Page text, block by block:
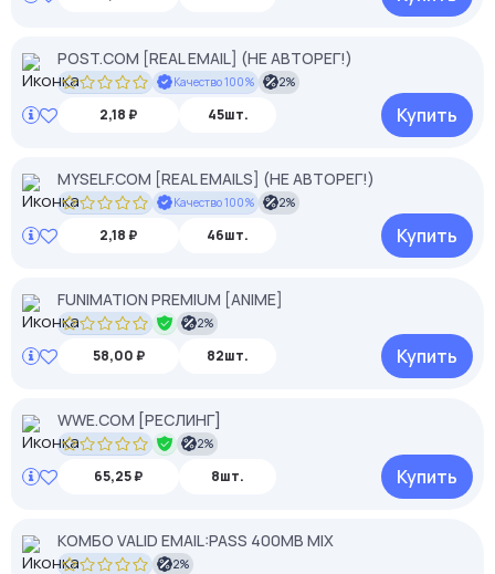
POST.COM [REAL EMAIL] (НЕ АВТОРЕГ!)
Качество 100% 2%
2,18 ₽ 45шт. Купить
MYSELF.COM [REAL EMAILS] (НЕ АВТОРЕГ!)
Качество 100% 2%
2,18 ₽ 46шт. Купить
FUNIMATION PREMIUM [ANIME]
2%
58,00 ₽ 82шт. Купить
WWE.COM [РЕСЛИНГ]
2%
65,25 ₽ 8шт. Купить
КОМБО VALID EMAIL:PASS 400MB MIX
2%